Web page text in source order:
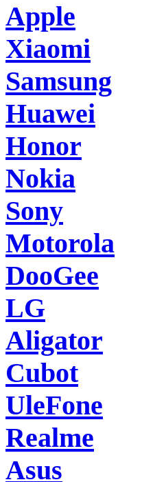
Apple
Xiaomi
Samsung
Huawei
Honor
Nokia
Sony
Motorola
DooGee
LG
Aligator
Cubot
UleFone
Realme
Asus